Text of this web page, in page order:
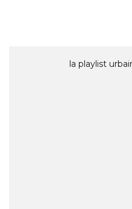
la playlist